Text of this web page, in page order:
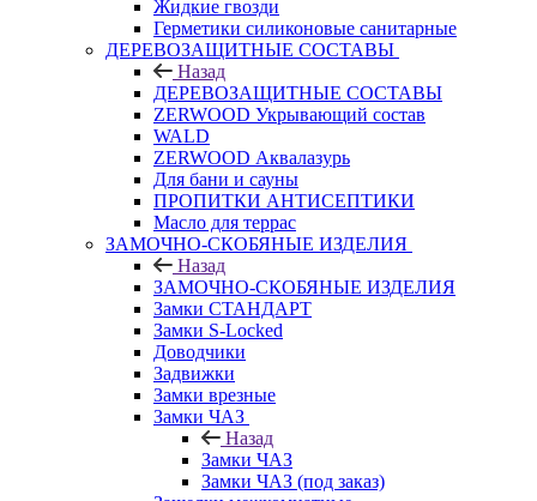
Жидкие гвозди
Герметики силиконовые санитарные
ДЕРЕВОЗАЩИТНЫЕ СОСТАВЫ
Назад
ДЕРЕВОЗАЩИТНЫЕ СОСТАВЫ
ZERWOOD Укрывающий состав
WALD
ZERWOOD Аквалазурь
Для бани и сауны
ПРОПИТКИ АНТИСЕПТИКИ
Масло для террас
ЗАМОЧНО-СКОБЯНЫЕ ИЗДЕЛИЯ
Назад
ЗАМОЧНО-СКОБЯНЫЕ ИЗДЕЛИЯ
Замки СТАНДАРТ
Замки S-Locked
Доводчики
Задвижки
Замки врезные
Замки ЧАЗ
Назад
Замки ЧАЗ
Замки ЧАЗ (под заказ)